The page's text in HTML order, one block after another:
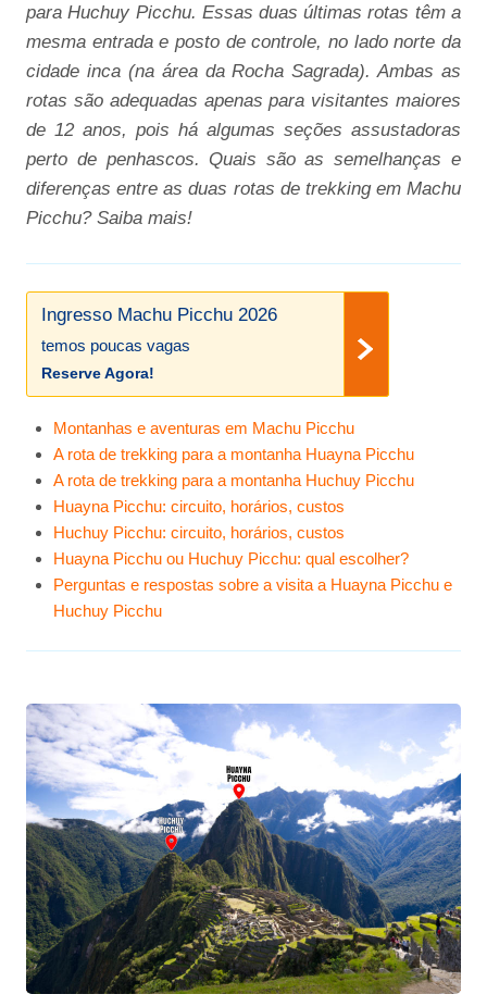
para Huchuy Picchu. Essas duas últimas rotas têm a
mesma entrada e posto de controle, no lado norte da
cidade inca (na área da Rocha Sagrada). Ambas as
rotas são adequadas apenas para visitantes maiores
de 12 anos, pois há algumas seções assustadoras
perto de penhascos. Quais são as semelhanças e
diferenças entre as duas rotas de trekking em Machu
Picchu? Saiba mais!
Ingresso Machu Picchu 2026
temos poucas vagas
Reserve Agora!
Montanhas e aventuras em Machu Picchu
A rota de trekking para a montanha Huayna Picchu
A rota de trekking para a montanha Huchuy Picchu
Huayna Picchu: circuito, horários, custos
Huchuy Picchu: circuito, horários, custos
Huayna Picchu ou Huchuy Picchu: qual escolher?
Perguntas e respostas sobre a visita a Huayna Picchu e
Huchuy Picchu